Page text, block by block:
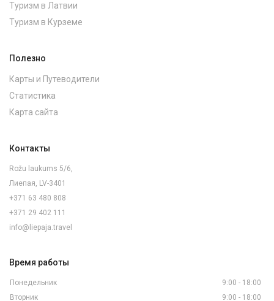
Туризм в Латвии
Туризм в Курземе
Полезно
Карты и Путеводители
Статистика
Карта сайта
Контакты
Rožu laukums 5/6,
Лиепая, LV-3401
+371 63 480 808
+371 29 402 111
info@liepaja.travel
Время работы
Понедельник
9:00 - 18:00
Вторник
9:00 - 18:00